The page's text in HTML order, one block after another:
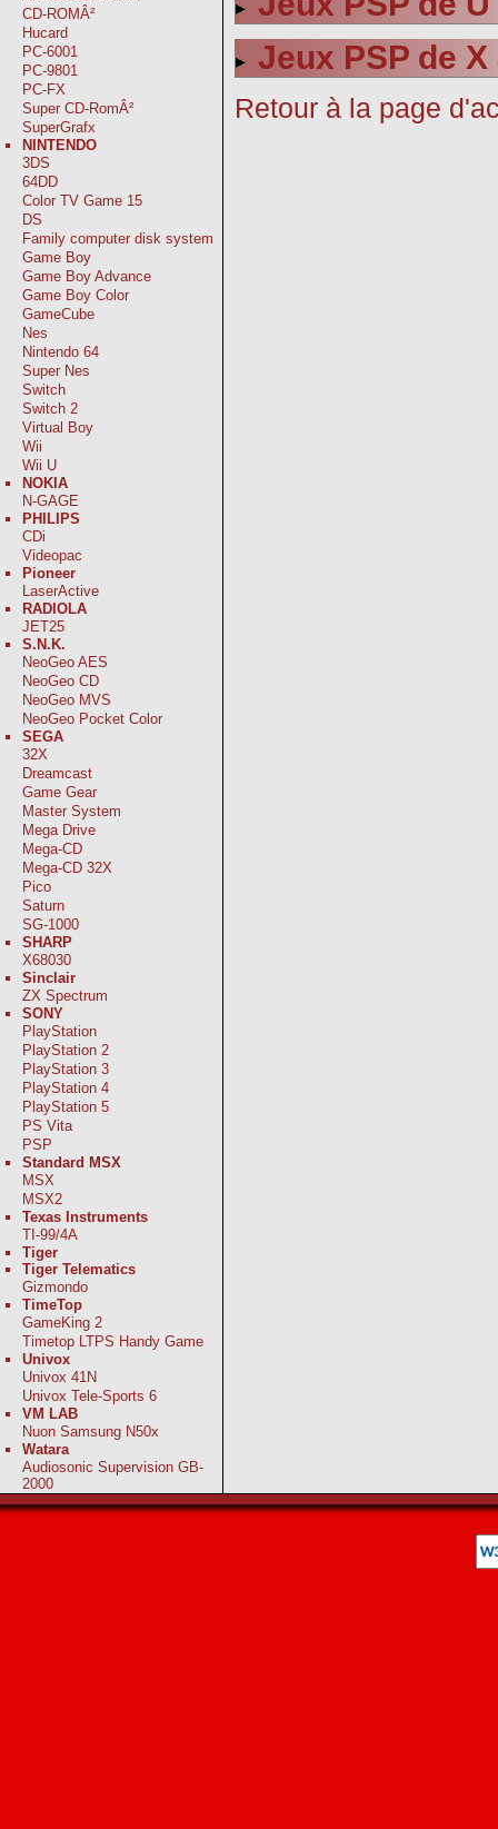
CD-ROMÂ²
Hucard
PC-6001
PC-9801
PC-FX
Super CD-RomÂ²
SuperGrafx
NINTENDO
3DS
64DD
Color TV Game 15
DS
Family computer disk system
Game Boy
Game Boy Advance
Game Boy Color
GameCube
Nes
Nintendo 64
Super Nes
Switch
Switch 2
Virtual Boy
Wii
Wii U
NOKIA
N-GAGE
PHILIPS
CDi
Videopac
Pioneer
LaserActive
RADIOLA
JET25
S.N.K.
NeoGeo AES
NeoGeo CD
NeoGeo MVS
NeoGeo Pocket Color
SEGA
32X
Dreamcast
Game Gear
Master System
Mega Drive
Mega-CD
Mega-CD 32X
Pico
Saturn
SG-1000
SHARP
X68030
Sinclair
ZX Spectrum
SONY
PlayStation
PlayStation 2
PlayStation 3
PlayStation 4
PlayStation 5
PS Vita
PSP
Standard MSX
MSX
MSX2
Texas Instruments
TI-99/4A
Tiger
Tiger Telematics
Gizmondo
TimeTop
GameKing 2
Timetop LTPS Handy Game
Univox
Univox 41N
Univox Tele-Sports 6
VM LAB
Nuon Samsung N50x
Watara
Audiosonic Supervision GB-
2000
Jeux PSP de X
Retour à la page